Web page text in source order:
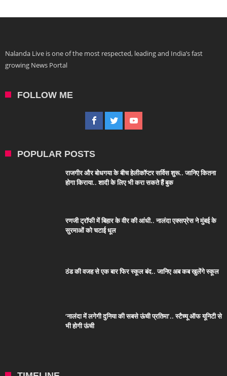
Nalanda Live is one of the most respected, leading and India’s fast
growing News Portal
FOLLOW ME
POPULAR POSTS
राजगीर और बोधगया के बीच हेलीकॉप्टर सर्विस शुरू.. जानिए कितना
होगा किराया.. शादी के लिए भी करा सकते हैं बुक
रणजी ट्रॉफी में बिहार के वीर की आंधी.. नालंदा एक्सप्रेस ने मुंबई के
सुरमाओं को चटाई धूल
ठंड की वजह से एक बार फिर स्कूल बंद.. जानिए अब कब खुलेंगे स्कूल
‘नालंदा में लगेगी दुनिया की सबसे ऊंची प्रतिमा’.. स्टैच्यू ऑफ यूनिटी से
भी होगी ऊंची